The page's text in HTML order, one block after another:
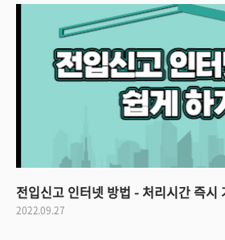
전입신고 인터넷 방법 - 처리시간 즉시
2022.09.27